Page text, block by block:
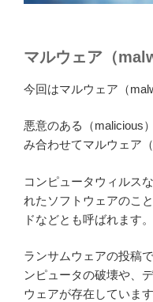
マルウェア（
今回はマルウェア（
悪意のある（malicious
み合わせてマルウェア
コンピュータウィルス
れたソフトウェアのこ
ドなどとも呼ばれます。
ランサムウェアの投稿
ンピュータの破壊や、
ウェアが存在しています